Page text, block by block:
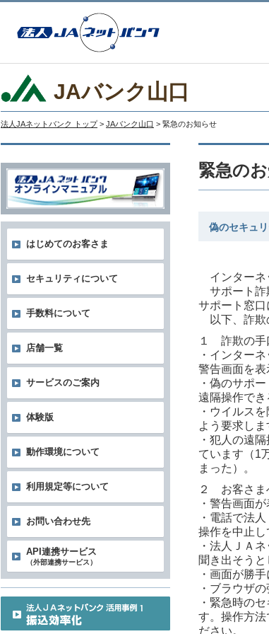
JAバンク山口
法人JAネットバンク トップ > JAバンク山口 > 緊急のお知らせ
緊急の
偽のセキュ
インターネ
サポート詐
サポート窓口
以下、詐欺
１ 詐欺の手
・インター
警告画面を表
・偽のサポ
遠隔操作でき
・ウイルス
よう要求しま
・犯人の遠
ています（1
まった）。
２ お客さま
・警告画面
・電話で法
操作を中止し
・法人ＪＡ
聞き出そうと
・画面が勝
・ブラウザ
・緊急時の
す。操作方法
ださい。
はじめてのお客さま
セキュリティについて
手数料について
店舗一覧
サービスのご案内
体験版
動作環境について
利用規定等について
お問い合わせ先
API連携サービス
（外部連携サービス）